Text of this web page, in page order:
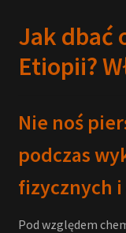
Jak dbać
Etiopii?
Nie noś
podczas
fizycznych
Pod względem